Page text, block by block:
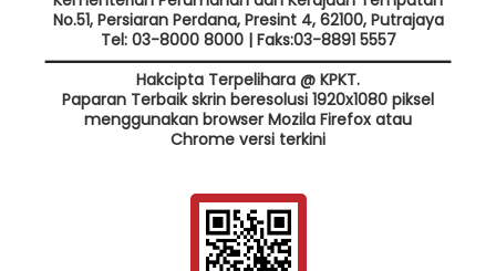
No.51, Persiaran Perdana, Presint 4, 62100, Putrajaya
Tel: 03-8000 8000 | Faks:03-8891 5557
Hakcipta Terpelihara @ KPKT.
Paparan Terbaik skrin beresolusi 1920x1080 piksel
menggunakan browser Mozila Firefox atau
Chrome versi terkini